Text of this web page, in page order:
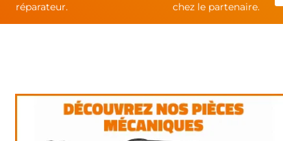
réparateur.
chez le partenaire.